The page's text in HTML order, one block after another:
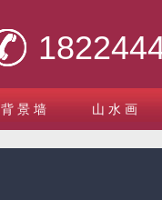
背 景 墙 山 水 画